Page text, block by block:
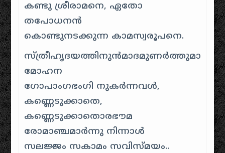
കണ്ടു ശ്രീരാമനെ, ഏതോ
തപോധനന്‍
കൊണ്ടുനടക്കുന്ന കാമസ്വരൂപനെ.
സ്ത്രീഹൃദയത്തിനുന്‍മാദമുണര്‍ത്തുമാ
മോഹന
ഗോപാംഗഭംഗി നുകര്‍ന്നവള്‍,
കണ്ണെടുക്കാതെ,
കണ്ണെടുക്കാതൊരഭൗമ
രോമാഞ്ചമാര്‍ന്നു നിന്നാള്‍
സലജ്ജം സകാമം സവിസ്മയം..